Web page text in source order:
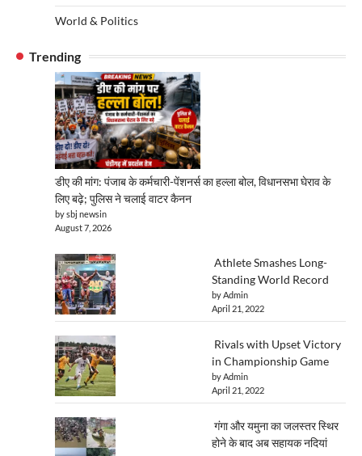
World & Politics
Trending
डीए की मांग: पंजाब के कर्मचारी-पेंशनर्स का हल्ला बोल, विधानसभा घेराव के
लिए बढ़े; पुलिस ने चलाई वाटर कैनन
by sbj newsin
August 7, 2026
Athlete Smashes Long-
Standing World Record
by Admin
April 21, 2022
Rivals with Upset Victory
in Championship Game
by Admin
April 21, 2022
गंगा और यमुना का जलस्तर स्थिर
होने के बाद अब सहायक नदियां